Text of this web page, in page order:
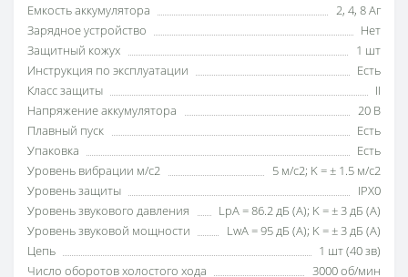
Емкость аккумулятора
2, 4, 8 Аг
Зарядное устройство
Нет
Защитный кожух
1 шт
Инструкция по эксплуатации
Есть
Класс защиты
II
Напряжение аккумулятора
20 В
Плавный пуск
Есть
Упаковка
Есть
Уровень вибрации м/с2
5 м/с2; K = ± 1.5 м/с2
Уровень защиты
IPX0
Уровень звукового давления
LpA = 86.2 дБ (А); K = ± 3 дБ (А)
Уровень звуковой мощности
LwA = 95 дБ (А); K = ± 3 дБ (А)
Цепь
1 шт (40 зв)
Число оборотов холостого хода
3000 об/мин